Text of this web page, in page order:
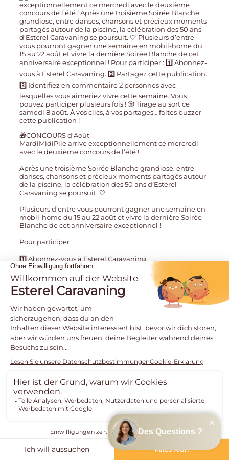
🎁CONCOURS d’Août
MardiMidiPile arrive exceptionnellement ce mercredi
avec le deuxième concours de l’été !
Après une troisième Soirée Blanche grandiose, entre
danses, chansons et précieux moments partagés autour
de la piscine, la célébration des 50 ans d’Esterel
Caravaning se poursuit. 🤍
Plusieurs d’entre vous pourront gagner une semaine en
mobil-home du 15 au 22 août et vivre la dernière Soirée
Blanche de cet anniversaire exceptionnel !
Pour participer :
1️⃣ Abonnez-vous à Esterel Caravaning.
2️⃣ Partagez cette publication.
3️⃣ Identifiez en commentaire 2 personnes avec
lesquelles vous aimeriez vivre cette semaine.
Vous pouvez participer plusieurs fois !
🎲 Tirage au sort ce samedi 8 août.
À vos clics, à vos partages… faites buzzer cette publication
! …